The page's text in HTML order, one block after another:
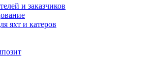
и заказчиков
яхт и катеров